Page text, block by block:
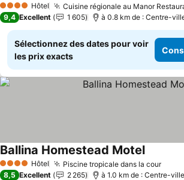
4 Étoiles Hôtel Cuisine régionale au Manor
9,4 Excellent 1 605 à 0.8 km de : Centre-
Sélectionnez des dates pour voir
les prix exacts
4 Étoiles Hôtel Piscine tropicale dans la cour
Ballina Homestead Motel
8,5 Excellent 2 265 à 1.0 km de : Centre-ville